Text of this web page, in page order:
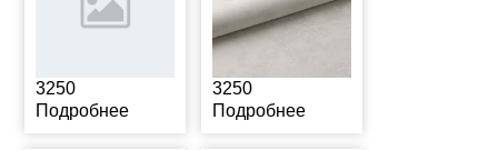
3250
Подробнее
3250
Подробнее